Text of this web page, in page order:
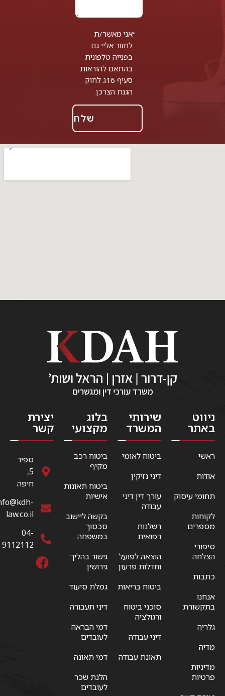
אני מאשר/ת
לחזור אליי גם
בפנייה טלפונית
בהתאם להוראות
סעיף 16ג לחוק
הגנת הצרכן.
ניווט
באתר
ראשי
אודות
תחומי עיסוק
לקוחות
מספרים
סיפורי
הצלחה
כתבות
אנחנו
בתקשורת
גלריה
מדיה
מדיניות
פרטיות
שירותי
המשרד
ביטוח לאומי
דיני נזיקין
עורך דין דיני
עבודה
רשלנות
רפואית
הוצאה לפועל
וחדלות פרעון
ביטוח בריאות
סוכני ביטוח
ורגולציה
דיני עבודה
תאונת עבודה
בלוג
מקצועי
ביטוח רכב
מקיף
ביטוח תאונות
אישיות
בקשה ליישוב
סכסוך
במשפחה
גישור בהליך
גירושין
גמלת סיעוד
דיני תעבורה
דמי הבראה
לעובדים
דמי תאונה
הלנת שכר
לעובדים
יצירת
קשר
ספיר
5,
חיפה
law.co.il
04-
9112112